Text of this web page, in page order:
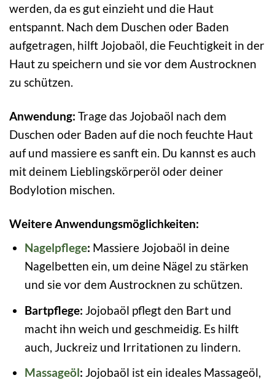
werden, da es gut einzieht und die Haut
entspannt. Nach dem Duschen oder Baden
aufgetragen, hilft Jojobaöl, die Feuchtigkeit in der
Haut zu speichern und sie vor dem Austrocknen
zu schützen.
Anwendung: Trage das Jojobaöl nach dem
Duschen oder Baden auf die noch feuchte Haut
auf und massiere es sanft ein. Du kannst es auch
mit deinem Lieblingskörperöl oder deiner
Bodylotion mischen.
Weitere Anwendungsmöglichkeiten:
Nagelpflege: Massiere Jojobaöl in deine
Nagelbetten ein, um deine Nägel zu stärken
und sie vor dem Austrocknen zu schützen.
Bartpflege: Jojobaöl pflegt den Bart und
macht ihn weich und geschmeidig. Es hilft
auch, Juckreiz und Irritationen zu lindern.
Massageöl: Jojobaöl ist ein ideales Massageöl,